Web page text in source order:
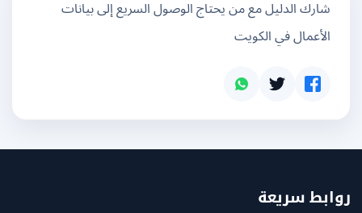
شارك الدليل مع من يحتاج الوصول السريع إلى بيانات
الأعمال في الكويت
سريعة